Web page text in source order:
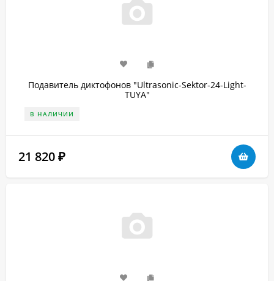
Подавитель диктофонов "Ultrasonic-Sektor-24-Light-
TUYA"
В НАЛИЧИИ
21 820 ₽